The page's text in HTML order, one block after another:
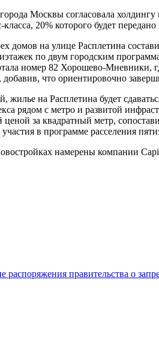
Москвы согласовала
20% которого будет
на улице Расплетина
по двум городским
номер 82 Хорошево-Мневники,
что ориентировочно
на Расплетина будет
рядом с метро и развитой
за квадратный метр,
в программе расселения
намерены компании
правительства о